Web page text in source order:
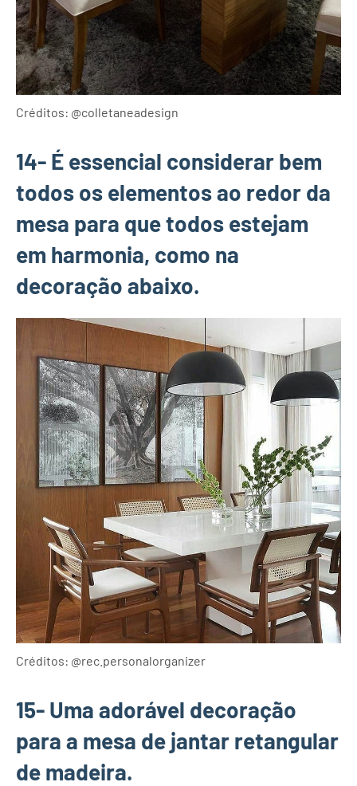
Créditos: @colletaneadesign
14- É essencial considerar bem
todos os elementos ao redor da
mesa para que todos estejam
em harmonia, como na
decoração abaixo.
Créditos: @rec.personalorganizer
15- Uma adorável decoração
para a mesa de jantar retangular
de madeira.